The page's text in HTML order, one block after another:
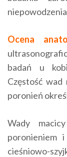
Ocena
badań u
Częstość wad
poronień
Wady
poronieniem
cieśniowo-